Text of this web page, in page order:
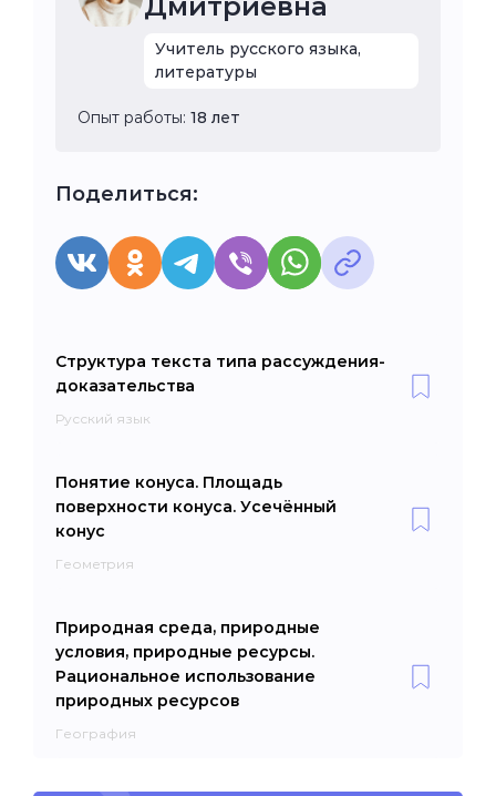
Учитель русского языка,
литературы
Опыт работы: 18 лет
Поделиться:
Структура текста типа рассуждения-
доказательства
Русский язык
Понятие конуса. Площадь
поверхности конуса. Усечённый
конус
Геометрия
Природная среда, природные
условия, природные ресурсы.
Рациональное использование
природных ресурсов
География